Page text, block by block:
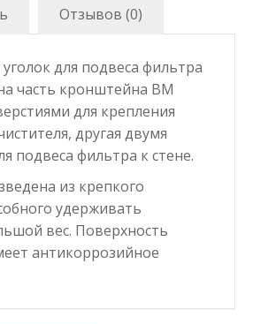
Отзывов (0)
для подвеса фильтра
часть кронштейна ВМ
для крепления
другая двумя
подвеса фильтра к стене.
из крепкого
удерживать
вес. Поверхность
антикоррозийное